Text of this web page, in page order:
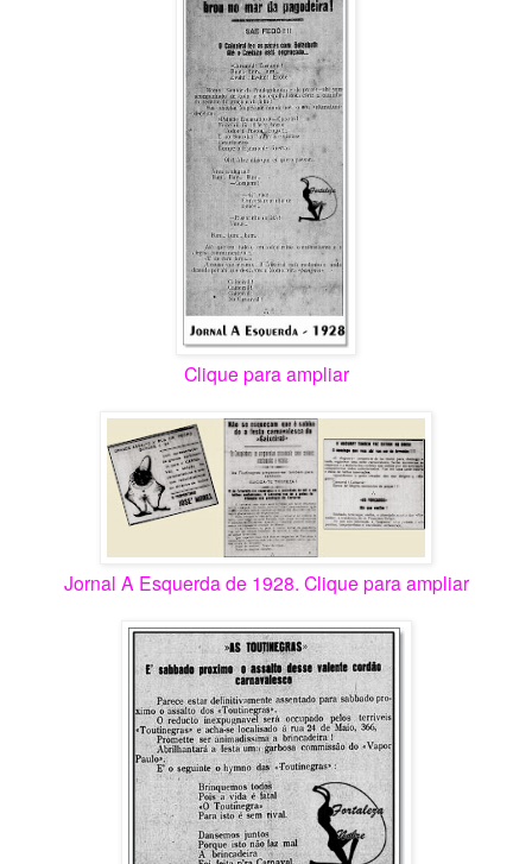
Clique para ampliar
Jornal A Esquerda de 1928. Clique para ampliar